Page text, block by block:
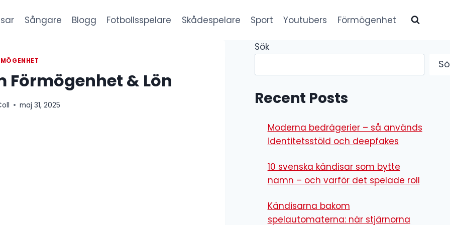
Sångare Blogg Fotbollsspelare Skådespelare Sport Youtubers Förmögenhet
Förmögenhet & Lön
maj 31, 2025
Sök
Recent Posts
Moderna bedrägerier – så används
identitetsstöld och deepfakes
10 svenska kändisar som bytte
namn – och varför det spelade roll
Kändisarna bakom
spelautomaterna: när stjärnorna